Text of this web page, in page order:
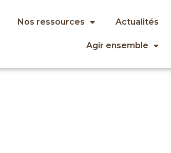
Nos ressources Actualités
Agir ensemble